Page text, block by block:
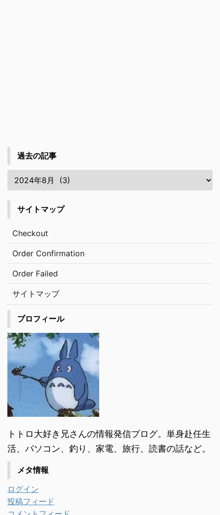
過去の記事
サイトマップ
Checkout
Order Confirmation
Order Failed
サイトマップ
プロフィール
トトロ大好き兄さんの情報発信ブログ。単身赴任生
活、パソコン、釣り、家電、旅行、読書の話など。
メタ情報
ログイン
投稿フィード